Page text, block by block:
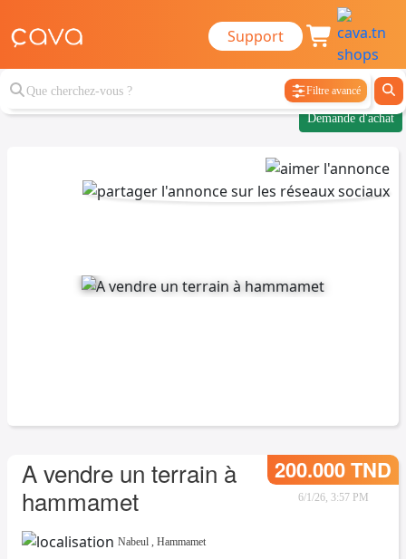
Support
Filtre avancé
Demande d'achat
A vendre un terrain à
hammamet
200.000 TND
6/1/26, 3:57 PM
Nabeul , Hammamet